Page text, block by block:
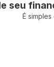
seu
É